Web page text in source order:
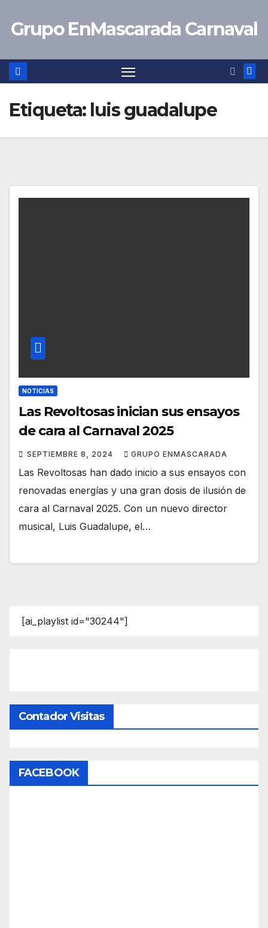
Grupo EnMascarada Carnaval
Etiqueta: luis guadalupe
NOTICIAS
Las Revoltosas inician sus ensayos
de cara al Carnaval 2025
SEPTIEMBRE 8, 2024 GRUPO ENMASCARADA
Las Revoltosas han dado inicio a sus ensayos con
renovadas energías y una gran dosis de ilusión de
cara al Carnaval 2025. Con un nuevo director
musical, Luis Guadalupe, el…
[ai_playlist id="30244"]
Contador Visitas
FACEBOOK